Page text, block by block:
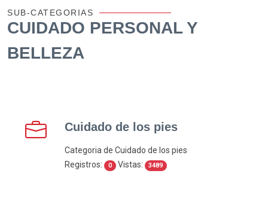
SUB-CATEGORIAS
CUIDADO PERSONAL Y
BELLEZA
Cuidado de los pies
Categoria de Cuidado de los pies
Registros:
0 Vistas: 3489